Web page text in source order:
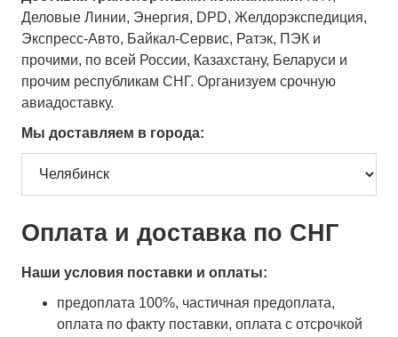
Деловые Линии, Энергия, DPD, Желдорэкспедиция,
Экспресс-Авто, Байкал-Сервис, Ратэк, ПЭК и
прочими, по всей России, Казахстану, Беларуси и
прочим республикам СНГ. Организуем срочную
авиадоставку.
Мы доставляем в города:
Оплата и доставка по СНГ
Наши условия поставки и оплаты:
предоплата 100%, частичная предоплата,
оплата по факту поставки, оплата с отсрочкой